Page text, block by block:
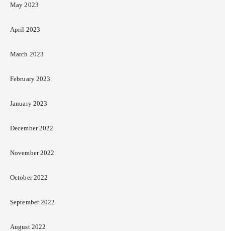
May 2023
April 2023
March 2023
February 2023
January 2023
December 2022
November 2022
October 2022
September 2022
August 2022